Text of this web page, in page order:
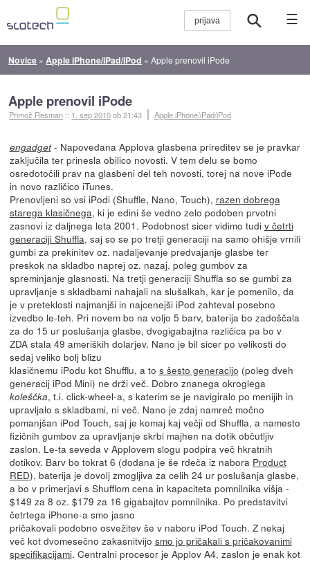
☰
Novice » Apple iPhone/iPad/iPod »Apple prenovil iPode
Apple prenovil iPode
Primož Resman :: 1. sep 2010ob 21:43 Apple iPhone/iPad/iPod
engadget- Napovedana Applova glasbena prireditev se je pravkar
zaključila ter prinesla obilico novosti. V tem delu se bomo
osredotočili prav na glasbeni del teh novosti, torej na nove iPode
in novo različico iTunes.
Prenovljeni so vsi iPodi (Shuffle, Nano, Touch), razen dobrega
starega klasičnega, ki je edini še vedno zelo podoben prvotni
zasnovi iz daljnega leta 2001. Podobnost sicer vidimo tudi v četrti
generaciji Shuffla, saj so se po tretji generaciji na samo ohišje vrnili
gumbi za prekinitev oz. nadaljevanje predvajanje glasbe ter
preskok na skladbo naprej oz. nazaj, poleg gumbov za
spreminjanje glasnosti. Na tretji generaciji Shuffla so se gumbi za
upravljanje s skladbami nahajali na slušalkah, kar je pomenilo, da
je v preteklosti najmanjši in najcenejši iPod zahteval posebno
izvedbo le-teh. Pri novem bo na voljo 5 barv, baterija bo zadoščala
za do 15 ur poslušanja glasbe, dvogigabajtna različica pa bo v
ZDA stala 49 ameriških dolarjev. Nano je bil sicer po velikosti do
sedaj veliko bolj blizu
klasičnemu iPodu kot Shufflu, a to s šesto generacijo (poleg dveh
generacij iPod Mini) ne drži več. Dobro znanega okroglega
koleščka, t.i. click-wheel-a, s katerim se je navigiralo po menijih in
upravljalo s skladbami, ni več. Nano je zdaj namreč močno
pomanjšan iPod Touch, saj je komaj kaj večji od Shuffla, a namesto
fizičnih gumbov za upravljanje skrbi majhen na dotik občutljiv
zaslon. Le-ta seveda v Applovem slogu podpira več hkratnih
dotikov. Barv bo tokrat 6 (dodana je še rdeča iz nabora Product
RED), baterija je dovolj zmogljiva za celih 24 ur poslušanja glasbe,
a bo v primerjavi s Shufflom cena in kapaciteta pomnilnika višja -
$149 za 8 oz. $179 za 16 gigabajtov pomnilnika. Po predstavitvi
četrtega iPhone-a smo jasno
pričakovali podobno osvežitev še v naboru iPod Touch. Z nekaj
več kot dvomesečno zakasnitvijo smo jo pričakali s pričakovanimi
specifikacijami. Centralni procesor je Applov A4, zaslon je enak kot